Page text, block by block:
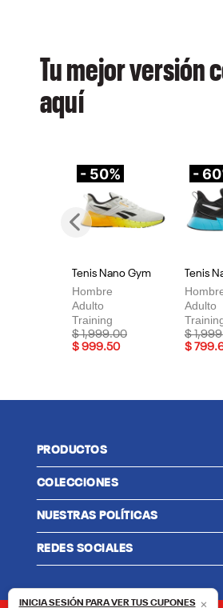
Tu mejor versión
aquí
- 50%
Tenis Nano Gym
Hombre
Adulto
Training
Price reduced from
$ 1,999.00to
$ 999.50
-
Tenis
Adulto
Price
$
$
Previous
PRODUCTOS
COLECCIONES
NUESTRAS POLÍTICAS
REDES SOCIALES
INICIA SESIÓN PARA VER TUS CUPONES ×